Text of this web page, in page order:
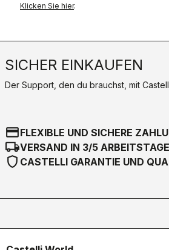
Klicken Sie hier.
SICHER EINKAUFEN
Der Support, den du brauchst, mit
credit_cardFLEXIBLE UND SICHERE
local_shippingVERSAND IN 3/5
shield CASTELLI GARANTIE UND